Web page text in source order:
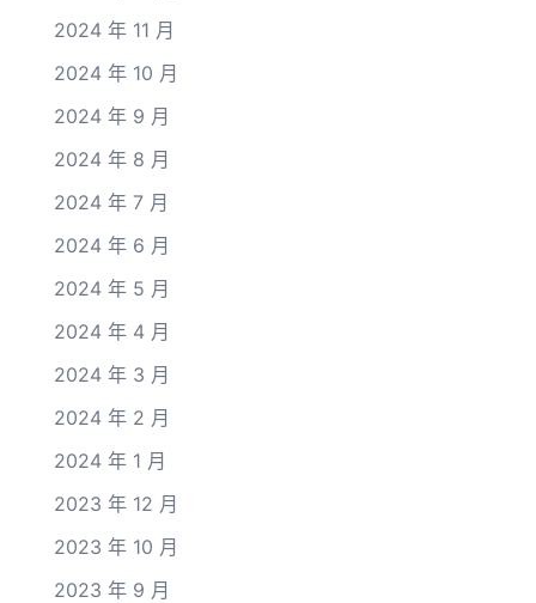
2024 年 11 月
2024 年 10 月
2024 年 9 月
2024 年 8 月
2024 年 7 月
2024 年 6 月
2024 年 5 月
2024 年 4 月
2024 年 3 月
2024 年 2 月
2024 年 1 月
2023 年 12 月
2023 年 10 月
2023 年 9 月